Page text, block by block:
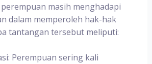
masih menghadapi
dalam memperoleh hak-hak
tantangan tersebut meliputi:
Perempuan sering kali